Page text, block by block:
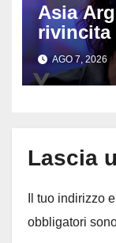
Asia
rivincita
AGO 7, 2026
Lascia
Il tuo indirizzo
obbligatori